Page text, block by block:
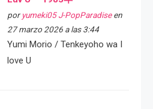
por yumeki05 J-PopParadiseen
27 marzo 2026 a las 3:44
Yumi Morio / Tenkeyoho wa I
love U